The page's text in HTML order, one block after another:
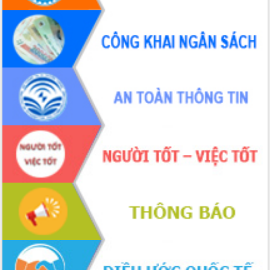
Định vị cà phê Việt Nam như một “di
sản sống” trong dòng chảy toàn cầu
Xây dựng nông thôn mới: Nâng cao đời
sống người dân từ những mô hình thiết
thực
Quyết liệt tháo gỡ vướng mắc, đẩy
nhanh tiến độ các dự án trọng điểm
trong Khu kinh tế Nam Phú Yên
Hòn Yến phát triển du lịch gắn với bảo
tồn biển
Lấy ý kiến điều chỉnh Quy hoạch tỉnh
Đắk Lắk thời kỳ 2021-2030, tầm nhìn
đến năm 2050
Phát động chiến dịch 30 ngày đêm
giải phóng mặt bằng Tuyến đường bộ
ven biển
Đắk Lắk nỗ lực thúc đẩy tăng trưởng
kinh tế từ 10% trở lên trong Quý
II/2026
Đắk Lắk ký kết thỏa thuận hợp tác về